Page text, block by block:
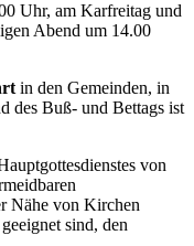
Uhr, am Karfreitag und
Abend um 14.00
in den Gemeinden, in
des Buß- und Bettags ist
von
Nähe von Kirchen
sind, den